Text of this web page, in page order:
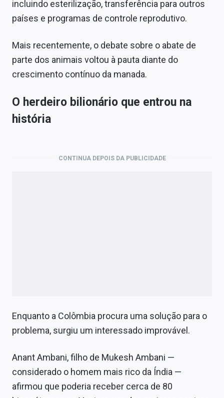
incluindo esterilização, transferência para outros
países e programas de controle reprodutivo.
Mais recentemente, o debate sobre o abate de
parte dos animais voltou à pauta diante do
crescimento contínuo da manada.
O herdeiro bilionário que entrou na
história
CONTINUA DEPOIS DA PUBLICIDADE
Enquanto a Colômbia procura uma solução para o
problema, surgiu um interessado improvável.
Anant Ambani, filho de Mukesh Ambani —
considerado o homem mais rico da Índia —
afirmou que poderia receber cerca de 80